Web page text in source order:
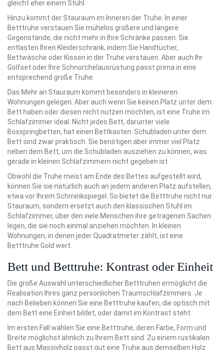
gleicht eher einem Stuhl.
Hinzu kommt der Stauraum im Inneren der Truhe. In einer
Betttruhe verstauen Sie mühelos größere und längere
Gegenstände, die nicht mehr in Ihre Schränke passen. Sie
entlasten Ihren Kleiderschrank, indem Sie Handtücher,
Bettwäsche oder Kissen in der Truhe verstauen. Aber auch Ihr
Golfset oder Ihre Schnorchelausrüstung passt prima in eine
entsprechend große Truhe.
Das Mehr an Stauraum kommt besonders in kleineren
Wohnungen gelegen. Aber auch wenn Sie keinen Platz unter dem
Bett haben oder diesen nicht nutzen möchten, ist eine Truhe im
Schlafzimmer ideal. Nicht jedes Bett, darunter viele
Boxspringbetten, hat einen Bettkasten. Schubladen unter dem
Bett sind zwar praktisch. Sie benötigen aber immer viel Platz
neben dem Bett, um die Schubladen ausziehen zu können, was
gerade in kleinen Schlafzimmern nicht gegeben ist.
Obwohl die Truhe meist am Ende des Bettes aufgestellt wird,
können Sie sie natürlich auch an jedem anderen Platz aufstellen,
etwa vor Ihrem Schminkspiegel. So bietet die Betttruhe nicht nur
Stauraum, sondern ersetzt auch den klassischen Stuhl im
Schlafzimmer, über den viele Menschen ihre getragenen Sachen
legen, die sie noch einmal anziehen möchten. In kleinen
Wohnungen, in denen jeder Quadratmeter zählt, ist eine
Betttruhe Gold wert.
Bett und Betttruhe: Kontrast oder Einheit
Die große Auswahl unterschiedlicher Betttruhen ermöglicht die
Realisation Ihres ganz persönlichen Traumschlafzimmers. Je
nach Belieben können Sie eine Betttruhe kaufen, die optisch mit
dem Bett eine Einheit bildet, oder damit im Kontrast steht.
Im ersten Fall wählen Sie eine Betttruhe, deren Farbe, Form und
Breite möglichst ähnlich zu Ihrem Bett sind. Zu einem rustikalen
Bett aus Massivholz passt gut eine Truhe aus demselben Holz.